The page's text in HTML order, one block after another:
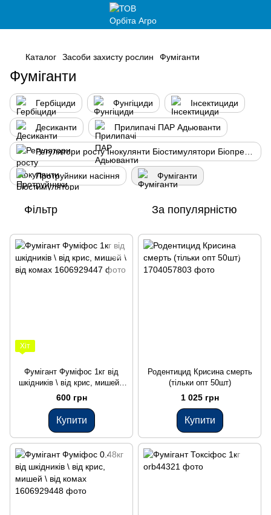
Каталог Засоби захисту рослин Фуміганти
Фуміганти
Гербіциди Фунгіциди Інсектициди
Десиканти Прилипачі ПАР Адьюванти
Протруйники насіння Фуміганти
Фільтр За популярністю
Хіт
Фумігант Фуміфос 1кг від
шкідників \ від крис, мишей \
від комах
600 грн
Купити
Родентицид Крисина смерть
(тільки опт 50шт)
1 025 грн
Купити